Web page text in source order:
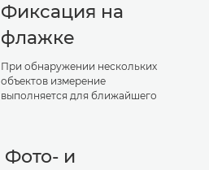
Фиксация на
флажке
При обнаружении нескольких
объектов измерение
выполняется для ближайшего
Фото- и